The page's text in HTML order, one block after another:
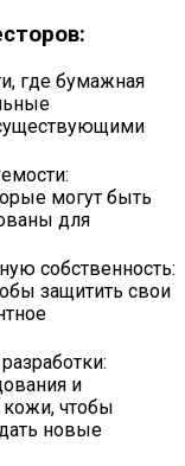
где бумажная
могут быть
для
собственность:
защитить свои
и
кожи, чтобы
новые